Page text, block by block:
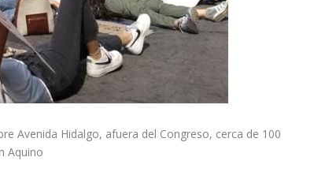
Avenida Hidalgo, afuera del Congreso, cerca de 100
Aquino